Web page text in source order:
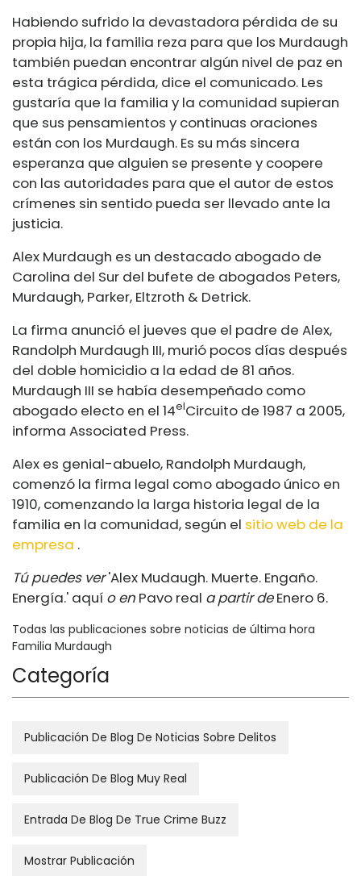
Habiendo sufrido la devastadora pérdida de su
propia hija, la familia reza para que los Murdaugh
también puedan encontrar algún nivel de paz en
esta trágica pérdida, dice el comunicado. Les
gustaría que la familia y la comunidad supieran
que sus pensamientos y continuas oraciones
están con los Murdaugh. Es su más sincera
esperanza que alguien se presente y coopere
con las autoridades para que el autor de estos
crímenes sin sentido pueda ser llevado ante la
justicia.
Alex Murdaugh es un destacado abogado de
Carolina del Sur del bufete de abogados Peters,
Murdaugh, Parker, Eltzroth & Detrick.
La firma anunció el jueves que el padre de Alex,
Randolph Murdaugh III, murió pocos días después
del doble homicidio a la edad de 81 años.
Murdaugh III se había desempeñado como
abogado electo en el 14elCircuito de 1987 a 2005,
informa Associated Press.
Alex es genial-abuelo, Randolph Murdaugh,
comenzó la firma legal como abogado único en
1910, comenzando la larga historia legal de la
familia en la comunidad, según el sitio web de la
empresa .
Tú puedes ver'Alex Mudaugh. Muerte. Engaño.
Energía.' aquí o en Pavo real a partir deEnero 6.
Todas las publicaciones sobre noticias de última hora
Familia Murdaugh
Categoría
Publicación De Blog De Noticias Sobre Delitos
Publicación De Blog Muy Real
Entrada De Blog De True Crime Buzz
Mostrar Publicación